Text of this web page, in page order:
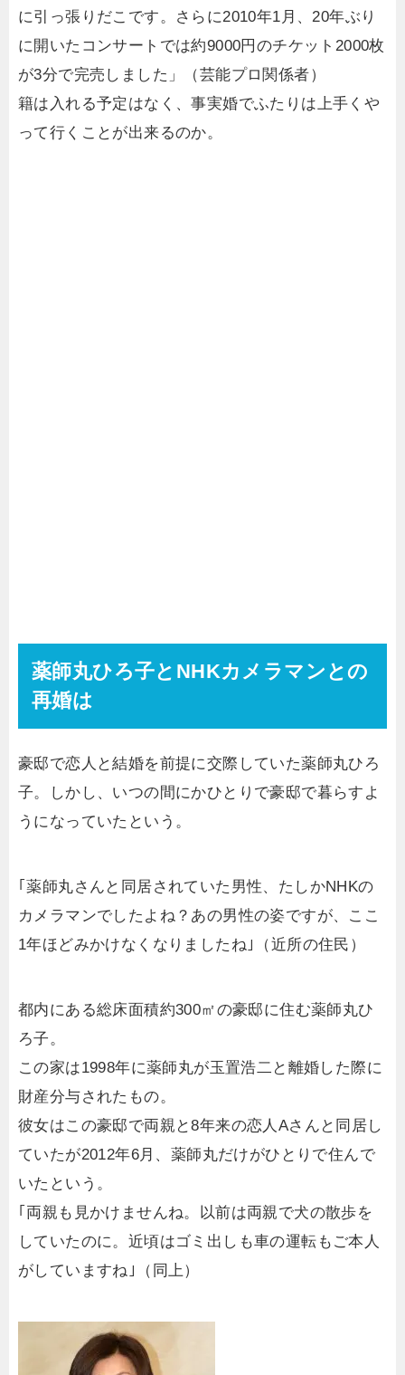
に引っ張りだこです。さらに2010年1月、20年ぶり
に開いたコンサートでは約9000円のチケット2000枚
が3分で完売しました」（芸能プロ関係者）
籍は入れる予定はなく、事実婚でふたりは上手くや
って行くことが出来るのか。
薬師丸ひろ子とNHKカメラマンとの
再婚は
豪邸で恋人と結婚を前提に交際していた薬師丸ひろ
子。しかし、いつの間にかひとりで豪邸で暮らすよ
うになっていたという。
｢薬師丸さんと同居されていた男性、たしかNHKの
カメラマンでしたよね？あの男性の姿ですが、ここ
1年ほどみかけなくなりましたね｣（近所の住民）
都内にある総床面積約300㎡の豪邸に住む薬師丸ひ
ろ子。
この家は1998年に薬師丸が玉置浩二と離婚した際に
財産分与されたもの。
彼女はこの豪邸で両親と8年来の恋人Aさんと同居し
ていたが2012年6月、薬師丸だけがひとりで住んで
いたという。
｢両親も見かけませんね。以前は両親で犬の散歩を
していたのに。近頃はゴミ出しも車の運転もご本人
がしていますね｣（同上）